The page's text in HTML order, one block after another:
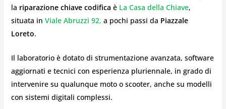
la riparazione chiave codifica è La Casa della Chiave,
situata in Viale Abruzzi 92, a pochi passi da Piazzale
Loreto.
Il laboratorio è dotato di strumentazione avanzata, software
aggiornati e tecnici con esperienza pluriennale, in grado di
intervenire su qualunque moto o scooter, anche su modelli
con sistemi digitali complessi.